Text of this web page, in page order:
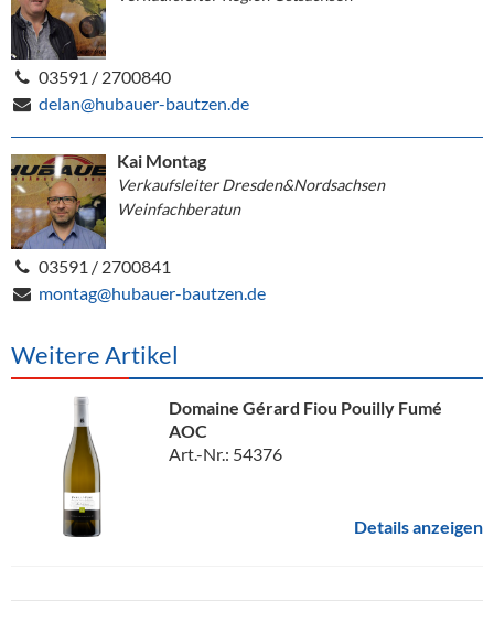
03591 / 2700840
delan@hubauer-bautzen.de
Kai Montag
Verkaufsleiter Dresden&Nordsachsen
Weinfachberatun
03591 / 2700841
montag@hubauer-bautzen.de
Weitere Artikel
Domaine Gérard Fiou Pouilly Fumé
AOC
Art.-Nr.: 54376
Details anzeigen